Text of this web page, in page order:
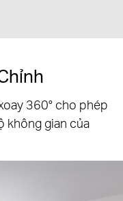
360° cho phép
không gian của